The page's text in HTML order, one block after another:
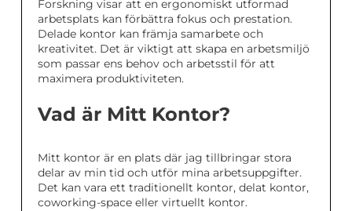
Forskning visar att en ergonomiskt utformad
arbetsplats kan förbättra fokus och prestation.
Delade kontor kan främja samarbete och
kreativitet. Det är viktigt att skapa en arbetsmiljö
som passar ens behov och arbetsstil för att
maximera produktiviteten.
Vad är Mitt Kontor?
Mitt kontor är en plats där jag tillbringar stora
delar av min tid och utför mina arbetsuppgifter.
Det kan vara ett traditionellt kontor, delat kontor,
coworking-space eller virtuellt kontor.